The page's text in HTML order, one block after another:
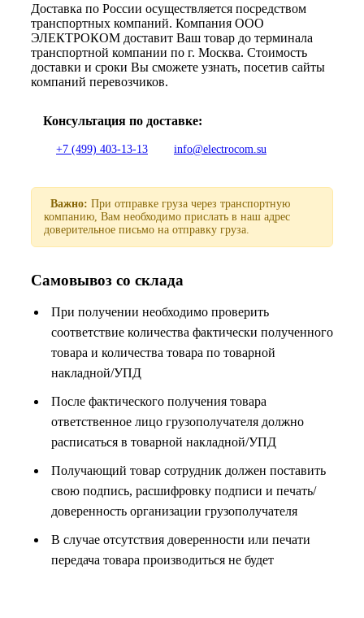
Доставка по России осуществляется посредством
транспортных компаний. Компания ООО
ЭЛЕКТРОКОМ доставит Ваш товар до терминала
транспортной компании по г. Москва. Стоимость
доставки и сроки Вы сможете узнать, посетив сайты
компаний перевозчиков.
Консультация по доставке:
+7 (499) 403-13-13 info@electrocom.su
Важно: При отправке груза через транспортную
компанию, Вам необходимо прислать в наш адрес
доверительное письмо на отправку груза.
Самовывоз со склада
При получении необходимо проверить
соответствие количества фактически полученного
товара и количества товара по товарной
накладной/УПД
После фактического получения товара
ответственное лицо грузополучателя должно
расписаться в товарной накладной/УПД
Получающий товар сотрудник должен поставить
свою подпись, расшифровку подписи и печать/
доверенность организации грузополучателя
В случае отсутствия доверенности или печати
передача товара производиться не будет